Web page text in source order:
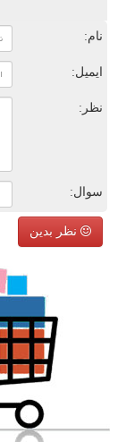
نام:
ایمیل:
نظر:
سوال:
نظر بدین